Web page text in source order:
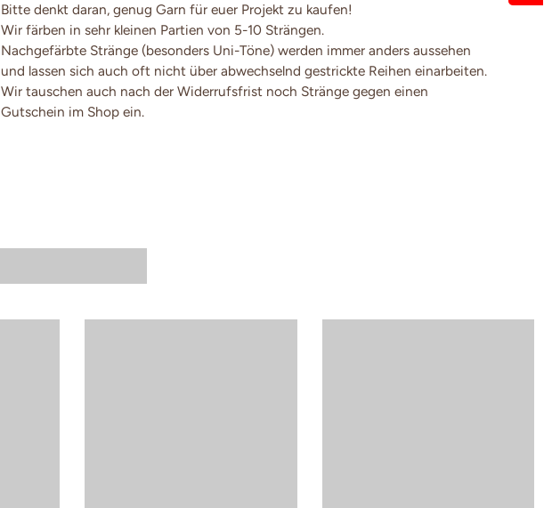
Bitte denkt daran, genug Garn für euer Projekt zu kaufen!
Wir färben in sehr kleinen Partien von 5-10 Strängen.
Nachgefärbte Stränge (besonders Uni-Töne) werden immer anders aussehen
und lassen sich auch oft nicht über abwechselnd gestrickte Reihen einarbeiten.
Wir tauschen auch nach der Widerrufsfrist noch Stränge gegen einen
Gutschein im Shop ein.